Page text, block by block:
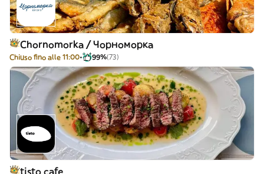
Chornomorka / Чорноморка
Chiuso fino alle 11:00 99%(73)
tisto cafe